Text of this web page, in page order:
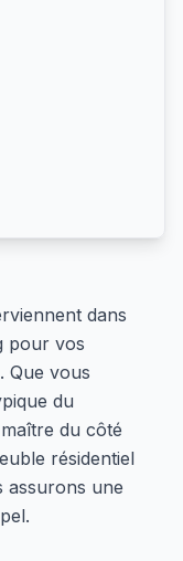
dans
pour vos
Que vous
du
du côté
résidentiel
assurons une